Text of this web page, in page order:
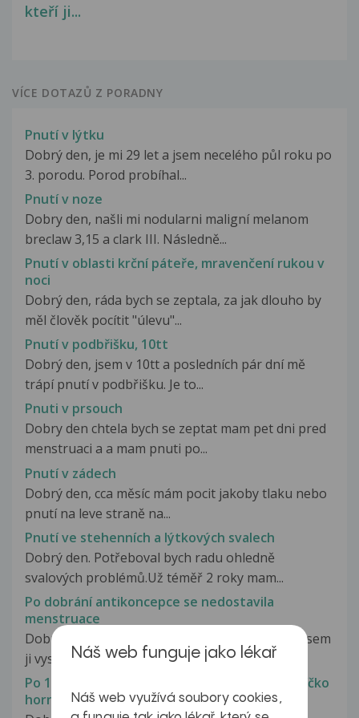
kteří ji...
VÍCE DOTAZŮ Z PORADNY
Pnutí v lýtku
Dobrý den, je mi 29 let a jsem necelého půl roku po
3. porodu. Porod probíhal...
Pnutí v noze
Dobry den, našli mi nodularni maligní melanom
breclaw 3,15 a clark III. Následně...
Pnutí v oblasti krční páteře, mravenčení rukou v
noci
Dobrý den, ráda bych se zeptala, za jak dlouho by
měl člověk pocítit "úlevu"...
Pnutí v podbřišku, 10tt
Dobrý den, jsem v 10tt a posledních pár dní mě
trápí pnutí v podbřišku. Je to...
Pnuti v prsouch
Dobry den chtela bych se zeptat mam pet dni pred
menstruaci a a mam pnuti po...
Pnutí v zádech
Dobrý den, cca měsíc mám pocit jakoby tlaku nebo
pnutí na leve straně na...
Pnutí ve stehenních a lýtkových svalech
Dobrý den. Potřeboval bych radu ohledně
svalových problémů.Už téměř 2 roky mam...
Po dobrání antikoncepce se nedostavila
menstruace
Dobrý den chtěla bych se zeptat před 4 dněma sem
ji vysadila a ještě...
Po 14 dnech od dobrání antibiotik oko slzí a víčko
horní i spodní je napuchlé a zčervenalé
Náš web funguje jako lékař
Náš web využívá soubory cookies,